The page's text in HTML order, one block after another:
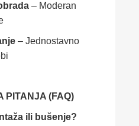
– Moderan
– Jednostavno
PITANJA (FAQ)
ili bušenje?